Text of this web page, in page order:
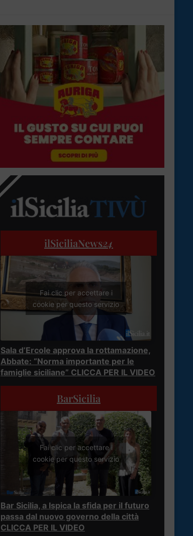
ilSiciliaNews24
Fai clic per accettare i
cookie per questo servizio
Sala d’Ercole approva la rottamazione,
Abbate: “Norma importante per le
famiglie siciliane” CLICCA PER IL VIDEO
BarSicilia
Fai clic per accettare i
cookie per questo servizio
Bar Sicilia, a Ispica la sfida per il futuro
passa dal nuovo governo della città
CLICCA PER IL VIDEO